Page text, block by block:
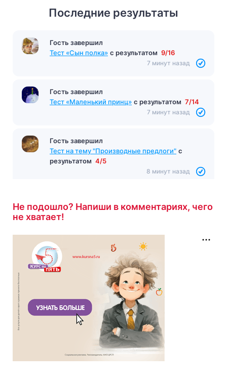
Последние результаты
Гость завершил
Тест «Сын полка» с результатом 9/16
7 минут назад
Гость завершил
Тест «Маленький принц» с результатом 7/14
7 минут назад
Гость завершил
Тест на тему "Производные предлоги" с
результатом 4/5
8 минут назад
Не подошло? Напиши в комментариях, чего
не хватает!